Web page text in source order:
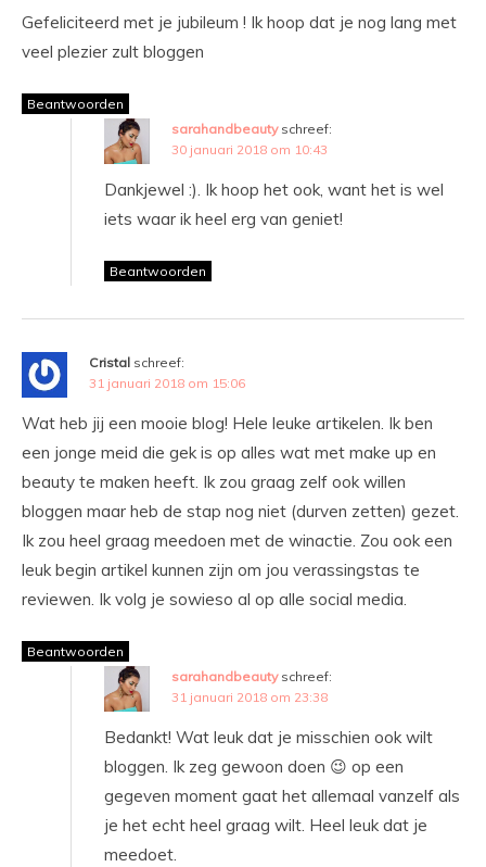
Gefeliciteerd met je jubileum ! Ik hoop dat je nog lang met
veel plezier zult bloggen
Beantwoorden
sarahandbeauty schreef:
30 januari 2018 om 10:43
Dankjewel :). Ik hoop het ook, want het is wel
iets waar ik heel erg van geniet!
Beantwoorden
Cristal schreef:
31 januari 2018 om 15:06
Wat heb jij een mooie blog! Hele leuke artikelen. Ik ben
een jonge meid die gek is op alles wat met make up en
beauty te maken heeft. Ik zou graag zelf ook willen
bloggen maar heb de stap nog niet (durven zetten) gezet.
Ik zou heel graag meedoen met de winactie. Zou ook een
leuk begin artikel kunnen zijn om jou verassingstas te
reviewen. Ik volg je sowieso al op alle social media.
Beantwoorden
sarahandbeauty schreef:
31 januari 2018 om 23:38
Bedankt! Wat leuk dat je misschien ook wilt
bloggen. Ik zeg gewoon doen 😉 op een
gegeven moment gaat het allemaal vanzelf als
je het echt heel graag wilt. Heel leuk dat je
meedoet.